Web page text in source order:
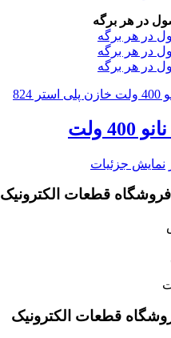
نمایش جزئیات
قطعات الکترونیک
قطعات الکترونیک